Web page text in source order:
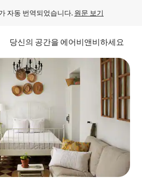
자동 번역되었습니다. 원문 보기
당신의 공간을 에어비앤비하세요